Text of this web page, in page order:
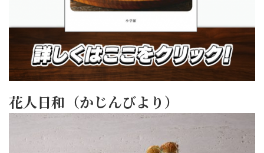
花人日和（かじんびより）